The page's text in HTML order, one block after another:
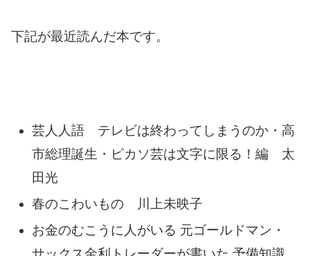
下記が最近読んだ本です。
芸人人語 テレビは終わってしまうのか・高
市総理誕生・ピカソ芸は文字に限る！編 太
田光
春のこわいもの 川上未映子
お金のむこうに人がいる 元ゴールドマン・